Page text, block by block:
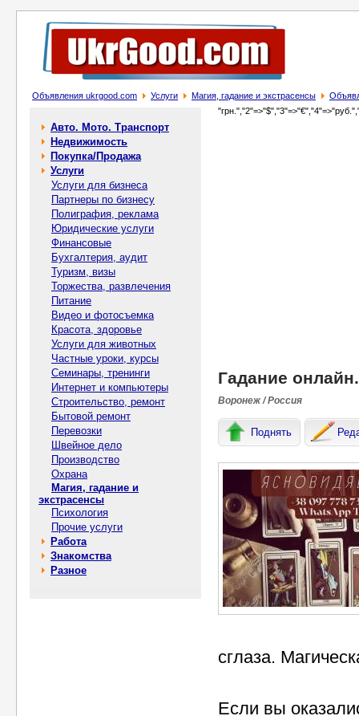
Объявления ukrgood.com Услуги Магия, гадание и экстрасенсы
Авто. Мото. Транспорт
Недвижимость
Покупка/Продажа
Услуги
Услуги для бизнеса
Партнеры по бизнесу
Полиграфия, реклама
Юридические услуги
Финансовые
Бухгалтерия, аудит
Туризм, визы
Торжества, развлечения
Питание
Видео и фотосъемка
Красота, здоровье
Услуги для животных
Частные уроки, курсы
Семинары, тренинги
Интернет и компьютеры
Строительство, ремонт
Бытовой ремонт
Перевозки
Швейное дело
Производство
Охрана
Магия, гадание и
экстрасенсы
Психология
Прочие услуги
Работа
Знакомства
Разное
Гадание
Воронеж / Россия
Поднять
сглаза.
Если вы